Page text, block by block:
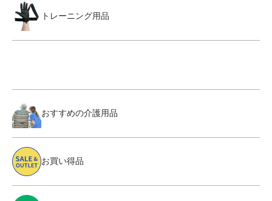
トレーニング用品
おすすめの介護用品
お買い得品